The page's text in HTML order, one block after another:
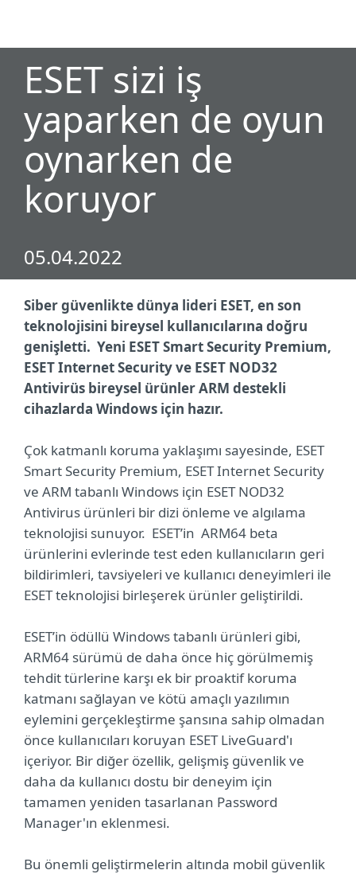
ESET sizi iş
yaparken de oyun
oynarken de
koruyor
05.04.2022
Siber güvenlikte dünya lideri ESET, en son
teknolojisini bireysel kullanıcılarına doğru
genişletti. Yeni ESET Smart Security Premium,
ESET Internet Security ve ESET NOD32
Antivirüs bireysel ürünler ARM destekli
cihazlarda Windows için hazır.
Çok katmanlı koruma yaklaşımı sayesinde, ESET
Smart Security Premium, ESET Internet Security
ve ARM tabanlı Windows için ESET NOD32
Antivirus ürünleri bir dizi önleme ve algılama
teknolojisi sunuyor. ESET’in ARM64 beta
ürünlerini evlerinde test eden kullanıcıların geri
bildirimleri, tavsiyeleri ve kullanıcı deneyimleri ile
ESET teknolojisi birleşerek ürünler geliştirildi.
ESET’in ödüllü Windows tabanlı ürünleri gibi,
ARM64 sürümü de daha önce hiç görülmemiş
tehdit türlerine karşı ek bir proaktif koruma
katmanı sağlayan ve kötü amaçlı yazılımın
eylemini gerçekleştirme şansına sahip olmadan
önce kullanıcıları koruyan ESET LiveGuard'ı
içeriyor. Bir diğer özellik, gelişmiş güvenlik ve
daha da kullanıcı dostu bir deneyim için
tamamen yeniden tasarlanan Password
Manager'ın eklenmesi.
Bu önemli geliştirmelerin altında mobil güvenlik